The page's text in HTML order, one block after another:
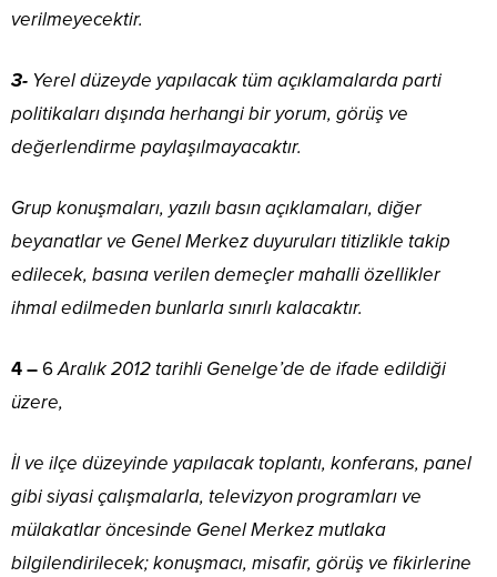
verilmeyecektir.
3- Yerel düzeyde yapılacak tüm açıklamalarda parti
politikaları dışında herhangi bir yorum, görüş ve
değerlendirme paylaşılmayacaktır.
Grup konuşmaları, yazılı basın açıklamaları, diğer
beyanatlar ve Genel Merkez duyuruları titizlikle takip
edilecek, basına verilen demeçler mahalli özellikler
ihmal edilmeden bunlarla sınırlı kalacaktır.
4 –6Aralık 2012 tarihli Genelge’de de ifade edildiği
üzere,
İl ve ilçe düzeyinde yapılacak toplantı, konferans, panel
gibi siyasi çalışmalarla, televizyon programları ve
mülakatlar öncesinde Genel Merkez mutlaka
bilgilendirilecek; konuşmacı, misafir, görüş ve fikirlerine